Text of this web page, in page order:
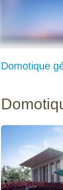
Domotique